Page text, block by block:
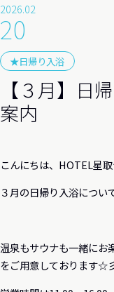
2026.02
20
★日帰り入浴
【３月】日
案内
こんにちは、HOTEL星
３月の日帰り入浴につい
温泉もサウナも一緒にお
をご用意しております☆